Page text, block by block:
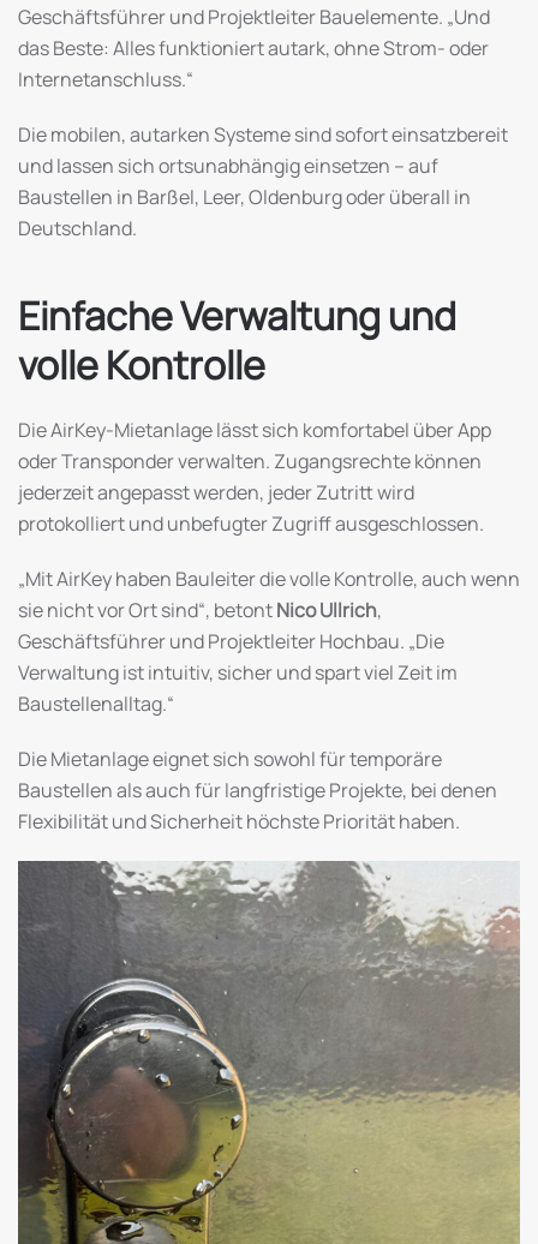
Geschäftsführer und Projektleiter Bauelemente. „Und
das Beste: Alles funktioniert autark, ohne Strom- oder
Internetanschluss.“
Die mobilen, autarken Systeme sind sofort einsatzbereit
und lassen sich ortsunabhängig einsetzen – auf
Baustellen in Barßel, Leer, Oldenburg oder überall in
Deutschland.
Einfache Verwaltung und
volle Kontrolle
Die AirKey-Mietanlage lässt sich komfortabel über App
oder Transponder verwalten. Zugangsrechte können
jederzeit angepasst werden, jeder Zutritt wird
protokolliert und unbefugter Zugriff ausgeschlossen.
„Mit AirKey haben Bauleiter die volle Kontrolle, auch wenn
sie nicht vor Ort sind“, betontNico Ullrich,
Geschäftsführer und Projektleiter Hochbau. „Die
Verwaltung ist intuitiv, sicher und spart viel Zeit im
Baustellenalltag.“
Die Mietanlage eignet sich sowohl für temporäre
Baustellen als auch für langfristige Projekte, bei denen
Flexibilität und Sicherheit höchste Priorität haben.